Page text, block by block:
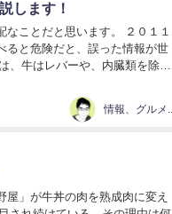
します！
ことだと思います。 ２０１１
ると危険だと、誤った情報が世
、牛はレバーや、内臓類を除い
」が牛丼の肉を熟成肉に変え